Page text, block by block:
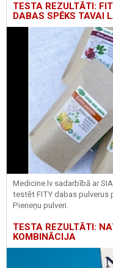
TESTA REZULTĀTI:
DABAS SPĒKS TAVAI
Medicine.lv sadarbībā ar
testēt FITY dabas pulverus
Pieneņu pulveri.
TESTA REZULTĀTI:
KOMBINĀCIJA